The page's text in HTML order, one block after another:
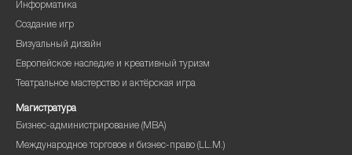
Информатика
Создание игр
Визуальный дизайн
Европейское наследие и креативный туризм
Театральное мастерство и актёрская игра
Магистратура
Бизнес-администрирование (MBA)
Международное торговое и бизнес-право (LL.M.)